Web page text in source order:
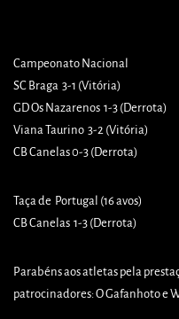
Campeonato Nacional
SC Braga 3-1 (Vitória)
GD Os Nazarenos 1-3 (Derrota)
Viana Taurino 3-2 (Vitória)
CB Canelas 0-3 (Derrota)
Taça de Portugal (16 avos)
CB Canelas 1-3 (Derrota)
Parabéns aos atletas pela
patrocinadores: O Gafanhoto e